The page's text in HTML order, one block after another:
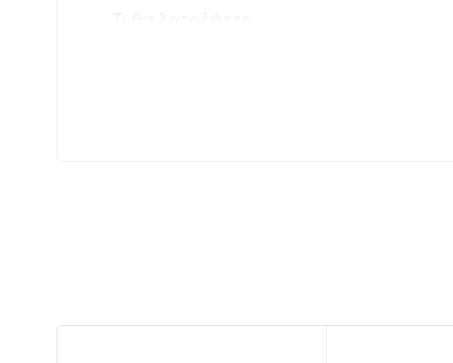
Χάρη στο χαμομήλι (το φυσικό
χαμομηλιού προσδίδει στα ξανθά
Καθαρίζει απαλά τα μαλλιά όλης της
Φωτίζει τα μαλλιά με χρυσές